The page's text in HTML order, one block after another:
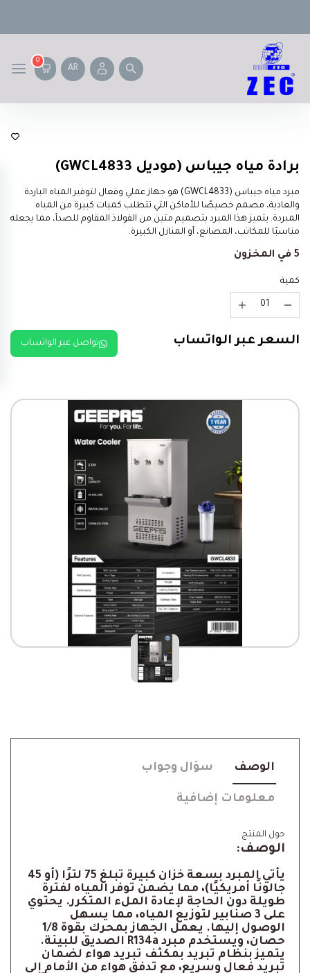
AR
0
برادة مياه جيباس (موديل GWCL4833)
مبرد مياه جيباس (GWCL4833) هو جهاز عملي وفعال لتوفير المياه الباردة
والعادية، مصمم خصيصًا للأماكن التي تتطلب كميات كبيرة من المياه
المبردة. يتميز هذا المبرد بتصميم متين من الفولاذ المقاوم للصدأ، مما يجعله
مناسبًا للمكاتب، المصانع، أو المنازل الكبيرة.
5 في المخزون
كمية
السعر عبر الواتساب تواصل عبر الواتساب
الوصف سؤال وجواب
معلومات إضافية
حول المنتج
الوصف:
يأتي المبرد بسعة خزان كبيرة تبلغ 75 لترًا (أو 45
جالونًا أمريكيًا)، مما يضمن توفر المياه لفترة
طويلة دون الحاجة لإعادة الملء المتكرر. يحتوي
على 3 صنابير لتوزيع المياه، مما يسهل
الوصول إليها. يعمل الجهاز بمحرك بقوة 1/8
حصان، ويستخدم مبرد R134a الصديق للبيئة.
يتميز بنظام تبريد بمكثف تبريد هواء لضمان
تبريد فعال وسريع، مع تدفق هواء من الأمام إلى